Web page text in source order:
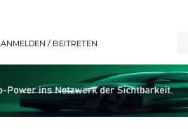
ANMELDEN / BEITRETEN